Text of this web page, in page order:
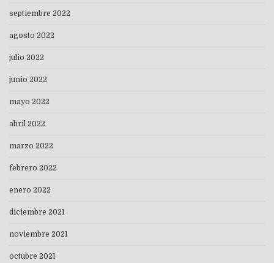
septiembre 2022
agosto 2022
julio 2022
junio 2022
mayo 2022
abril 2022
marzo 2022
febrero 2022
enero 2022
diciembre 2021
noviembre 2021
octubre 2021